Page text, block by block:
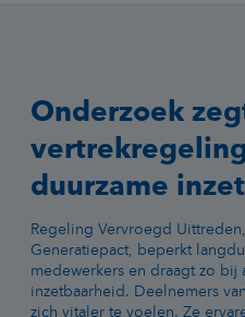
Onderzoek
duurzame
Regeling Vervroegd
Generatiepact, beperkt
medewerkers en draagt zo bij
inzetbaarheid. Deelnemers
zich vitaler te voelen. Ze